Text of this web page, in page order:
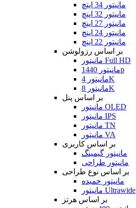
مانیتور 34 اینچ
مانیتور 32 اینچ
مانیتور 27 اینچ
مانیتور 24 اینچ
مانیتور 22 اینچ
بر اساس رزولوشن
مانیتور Full HD
مانیتور 1440p
مانیتور 4K
مانیتور 8K
بر اساس پنل
مانیتور OLED
مانیتور IPS
مانیتور TN
مانیتور VA
بر اساس کاربری
مانیتور گیمینگ
مانیتور طراحی
بر اساس نوع طراحی
مانیتور خمیده
مانیتور Ultrawide
بر اساس هرتز